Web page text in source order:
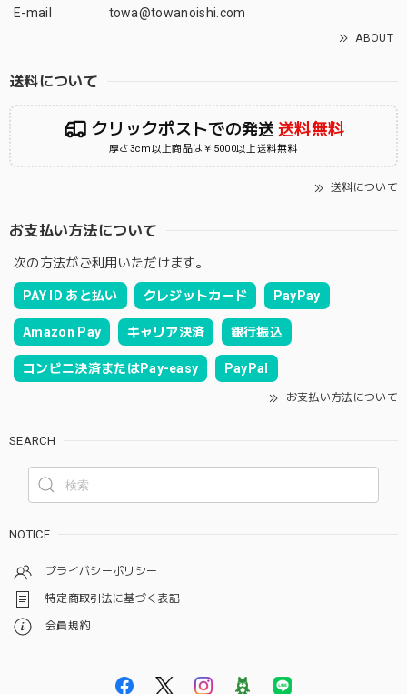
E-mail
towa@towanoishi.com
ABOUT
送料について
クリックポストでの発送 送料無料
厚さ3cm以上商品は￥5000以上送料無料
送料について
お支払い方法について
次の方法がご利用いただけます。
PAY ID あと払い クレジットカード PayPay
Amazon Pay キャリア決済 銀行振込
コンビニ決済またはPay-easy PayPal
お支払い方法について
SEARCH
NOTICE
プライバシーポリシー
特定商取引法に基づく表記
会員規約